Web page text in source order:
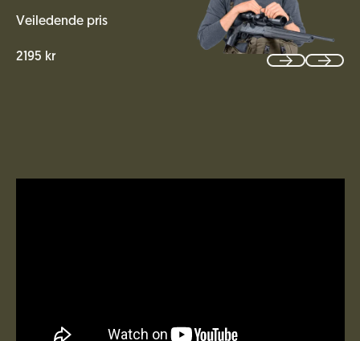
Veiledende pris
2195 kr